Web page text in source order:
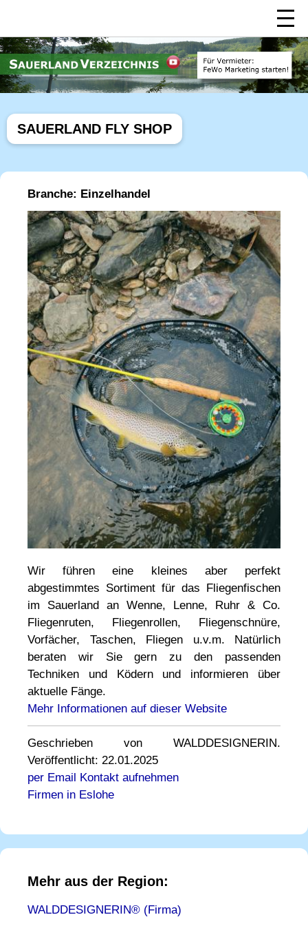
SAUERLAND FLY SHOP
Branche: Einzelhandel
Wir führen eine kleines aber perfekt
abgestimmtes Sortiment für das Fliegenfischen
im Sauerland an Wenne, Lenne, Ruhr & Co.
Fliegenruten, Fliegenrollen, Fliegenschnüre,
Vorfächer, Taschen, Fliegen u.v.m. Natürlich
beraten wir Sie gern zu den passenden
Techniken und Ködern und informieren über
aktuelle Fänge.
Mehr Informationen auf dieser Website
Geschrieben von WALDDESIGNERIN.
Veröffentlicht: 22.01.2025
per Email Kontakt aufnehmen
Firmen in Eslohe
Mehr aus der Region:
WALDDESIGNERIN® (Firma)